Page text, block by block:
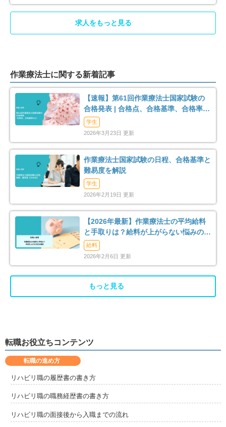
多摩市 稲城市
西多摩郡日の出町 9 西多摩郡檜原村 1
求人をもっと見る
作業療法士に関する新着記事
【速報】第61回作業療法士国家試験の
合格発表 | 合格点、合格基準、合格率
（2026年）
学生
2026年3月23日 更新
作業療法士国家試験の日程、合格基準と
難易度を解説
学生
2026年2月19日 更新
【2026年最新】作業療法士の平均給料
と手取りは？給料が上がらない悩みの解
消法まで解説
給料
2026年2月6日 更新
もっと見る
転職お役立ちコンテンツ
転職の進め方
リハビリ職の履歴書の書き方
リハビリ職の職務経歴書の書き方
リハビリ職の面接後から入職までの流れ